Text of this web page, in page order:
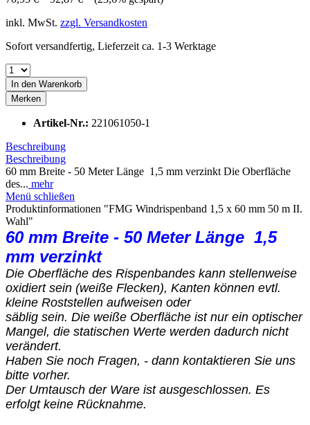
inkl. MwSt. zzgl. Versandkosten
Sofort versandfertig, Lieferzeit ca. 1-3 Werktage
In den Warenkorb
Merken
Artikel-Nr.: 221061050-1
Beschreibung
Beschreibung
60 mm Breite - 50 Meter Länge 1,5 mm verzinkt Die Oberfläche
des... mehr
Menü schließen
Produktinformationen "FMG Windrispenband 1,5 x 60 mm 50 m II.
Wahl"
60 mm Breite - 50 Meter Länge 1,5
mm verzinkt
Die Oberfläche des Rispenbandes kann stellenweise
oxidiert sein (weiße Flecken), Kanten können evtl.
kleine Roststellen aufweisen oder
säblig sein. Die weiße Oberfläche ist nur ein optischer
Mangel, die statischen Werte werden dadurch nicht
verändert.
Haben Sie noch Fragen, - dann kontaktieren Sie uns
bitte vorher.
Der Umtausch der Ware ist ausgeschlossen. Es
erfolgt keine Rücknahme.